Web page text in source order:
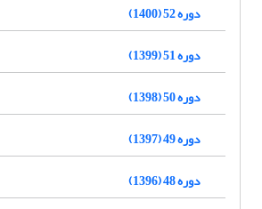
دوره 52 (1400)
دوره 51 (1399)
دوره 50 (1398)
دوره 49 (1397)
دوره 48 (1396)